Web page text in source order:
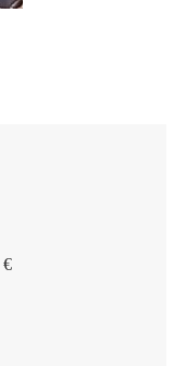
€